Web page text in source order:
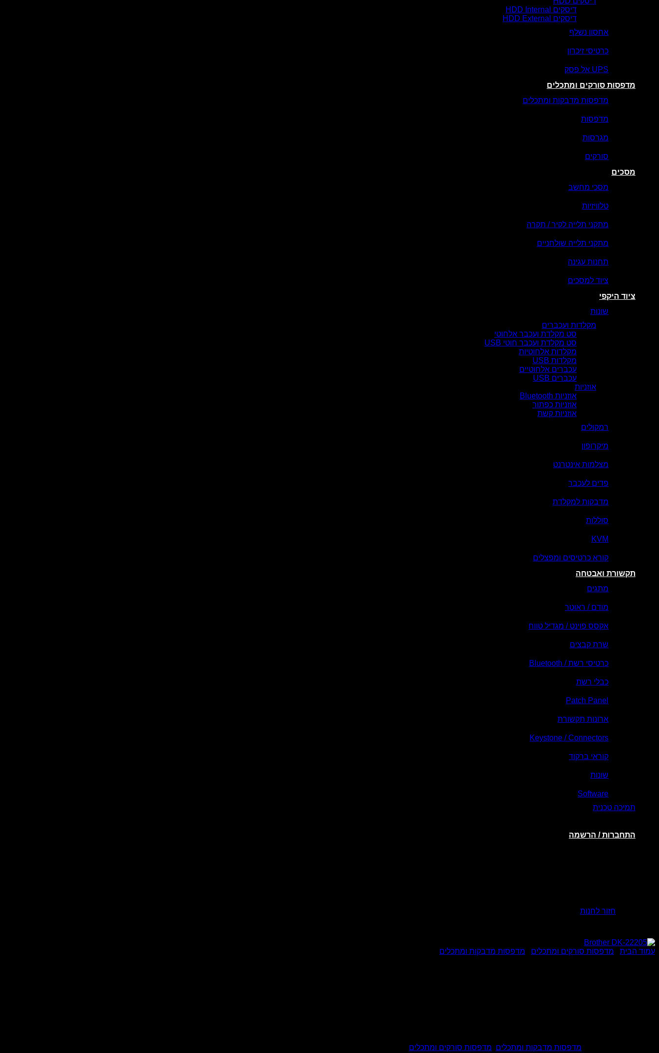
דיסקים HDD Internal
דיסקים HDD External
אחסון נשלף
כרטיסי זיכרון
UPS אל פסק
מדפסות סורקים ומתכלים
מדפסות מדבקות ומתכלים
מדפסות
מגרסות
סורקים
מסכים
מסכי מחשב
טלוויזיות
מתקני תלייה לקיר / תקרה
מתקני תלייה שולחניים
תחנות עגינה
ציוד למסכים
ציוד היקפי
שונות
מקלדות ועכברים
סט מקלדת ועכבר אלחוטי
סט מקלדת ועכבר חוטי USB
מקלדות אלחוטיות
מקלדות USB
עכברים אלחוטיים
עכברים USB
אוזניות
אוזניות Bluetooth
אוזניות כפתור
אוזניות קשת
רמקולים
מיקרופון
מצלמות אינטרנט
פדים לעכבר
מדבקות למקלדת
סוללות
KVM
קורא כרטיסים ומפצלים
תקשורת ואבטחה
מתגים
מודם / ראוטר
אקסס פוינט / מגדיל טווח
שרת קבצים
כרטיסי רשת / Bluetooth
כבלי רשת
Patch Panel
ארונות תקשורת
Keystone / Connectors
קוראי ברקוד
שונות
Software
תמיכה טכנית
התחברות / הרשמה
חזור לחנות
עמוד הבית מדפסות סורקים ומתכלים מדפסות מדבקות ומתכלים
מדפסות מדבקות ומתכלים מדפסות סורקים ומתכלים